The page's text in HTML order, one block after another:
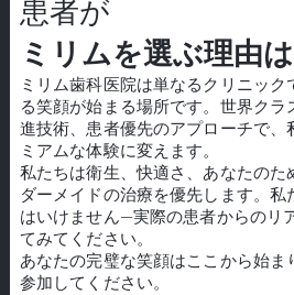
患者が
ミリムを選ぶ理由
ミリム歯科医院は単なるクリニッ
る笑顔が始まる場所です。世界ク
進技術、患者優先のアプローチで、
ミアムな体験に変えます。
私たちは衛生、快適さ、あなたのた
ダーメイドの治療を優先します。私
はいけません—実際の患者からのリ
てみてください。
あなたの完璧な笑顔はここから始ま
参加してください。